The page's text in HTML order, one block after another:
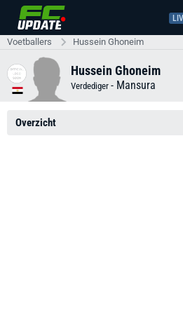
Voetballers Hussein Ghoneim
Hussein Ghoneim
Verdediger - Mansura
Overzicht